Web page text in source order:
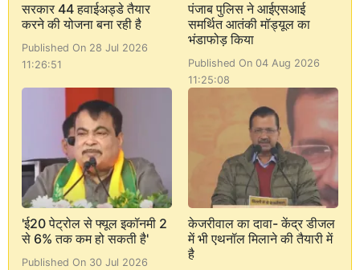
सरकार 44 हवाईअड्डे तैयार
करने की योजना बना रही है
Published On 28 Jul 2026
11:26:51
पंजाब पुलिस ने आईएसआई
समर्थित आतंकी मॉड्यूल का
भंडाफोड़ किया
Published On 04 Aug 2026
11:25:08
'ई20 पेट्रोल से फ्यूल इकॉनमी 2
से 6% तक कम हो सकती है'
Published On 30 Jul 2026
केजरीवाल का दावा- केंद्र डीजल
में भी एथनॉल मिलाने की तैयारी में
है